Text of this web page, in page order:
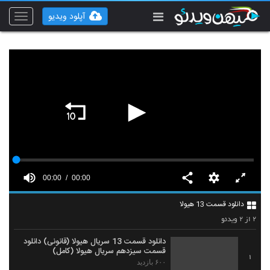
Toggle
آپلود ویدیو
00:00 00:00
دانلود قسمت 13 هیولا
۲ از ۲ ویدئو
1
دانلود قسمت 13 سریال هیولا (قانونی) دانلود
قسمت سیزدهم سریال هیولا (کامل)
۶۰۰ بازدید